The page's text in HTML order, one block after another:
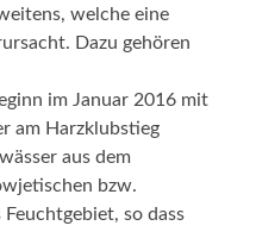
welche eine
Dazu gehören
im Januar 2016 mit
am Harzklubstieg
aus dem
bzw.
so dass